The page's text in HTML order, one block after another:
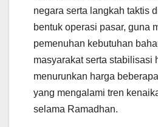
negara serta langkah taktis
bentuk operasi pasar, guna
pemenuhan kebutuhan
masyarakat serta stabilisasi
menurunkan harga
yang mengalami tren
selama Ramadhan.